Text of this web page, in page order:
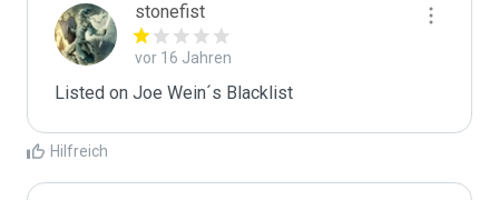
stonefist
vor 16 Jahren
Listed on Joe Wein´s Blacklist
Hilfreich